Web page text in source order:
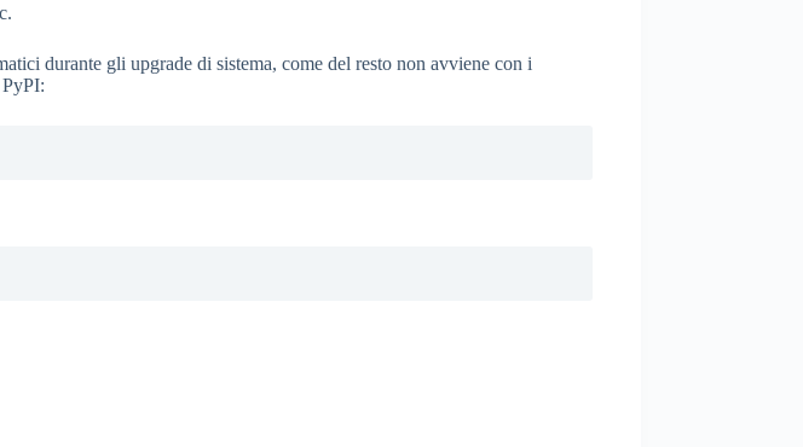
durante gli upgrade di sistema, come del resto non avviene con i